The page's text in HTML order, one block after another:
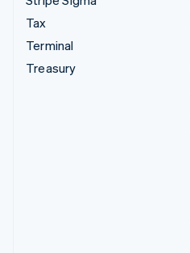
Tax
Terminal
Treasury